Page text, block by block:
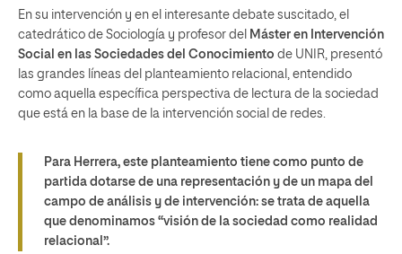
En su intervención y en el interesante debate suscitado, el
catedrático de Sociología y profesor del Máster en Intervención
Social en las Sociedades del Conocimiento de UNIR, presentó
las grandes líneas del planteamiento relacional, entendido
como aquella específica perspectiva de lectura de la sociedad
que está en la base de la intervención social de redes.
Para Herrera, este planteamiento tiene como punto de
partida dotarse de una representación y de un mapa del
campo de análisis y de intervención: se trata de aquella
que denominamos “visión de la sociedad como realidad
relacional”.